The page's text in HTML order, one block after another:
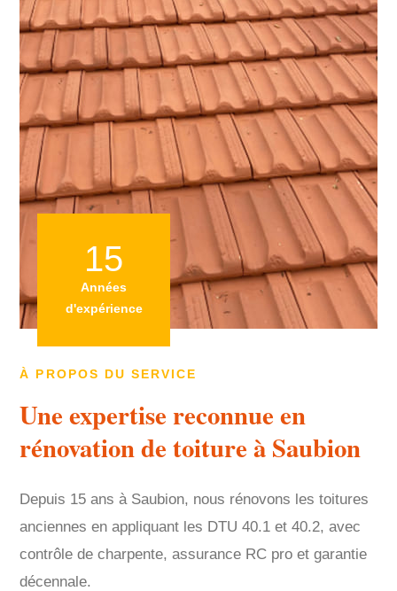
À PROPOS DU SERVICE
Une expertise reconnue en
rénovation de toiture à Saubion
Depuis 15 ans à Saubion, nous rénovons les toitures
anciennes en appliquant les DTU 40.1 et 40.2, avec
contrôle de charpente, assurance RC pro et garantie
décennale.
15
Années
d'expérience